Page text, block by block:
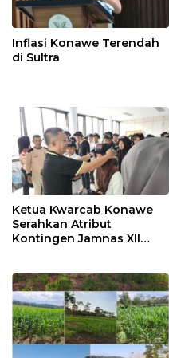
Inflasi Konawe Terendah
di Sultra
Ketua Kwarcab Konawe
Serahkan Atribut
Kontingen Jamnas XII